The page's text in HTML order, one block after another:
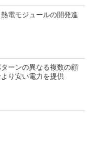
電モジュールの開発進
ーンの異なる複数の顧
り安い電力を提供